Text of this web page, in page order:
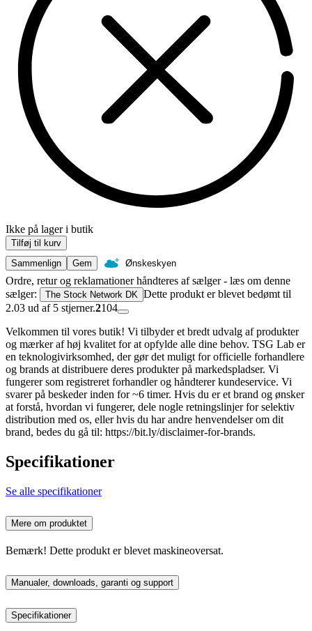
Ikke på lager i butik
Tilføj til kurv
Sammenlign
Gem Ønskeskyen
Ordre, retur og reklamationer håndteres af sælger - læs om denne
sælger:
The Stock Network DK Dette produkt er blevet bedømt til
2.03 ud af 5 stjerner.2104
Velkommen til vores butik! Vi tilbyder et bredt udvalg af produkter
og mærker af høj kvalitet for at opfylde alle dine behov. TSG Lab er
en teknologivirksomhed, der gør det muligt for officielle forhandlere
og brands at distribuere deres produkter på markedspladser. Vi
fungerer som registreret forhandler og håndterer kundeservice. Vi
svarer på beskeder inden for ~6 timer. Hvis du er et brand og ønsker
at forstå, hvordan vi fungerer, dele nogle retningslinjer for selektiv
distribution med os, eller hvis du har andre henvendelser om dit
brand, bedes du gå til: https://bit.ly/disclaimer-for-brands.
Specifikationer
Se alle specifikationer
Mere om produktet
Bemærk! Dette produkt er blevet maskineoversat.
Manualer, downloads, garanti og support
Specifikationer